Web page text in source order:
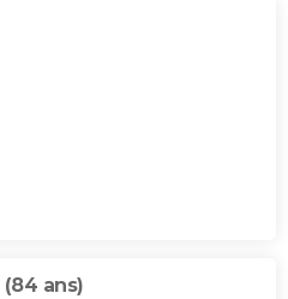
(84 ans)